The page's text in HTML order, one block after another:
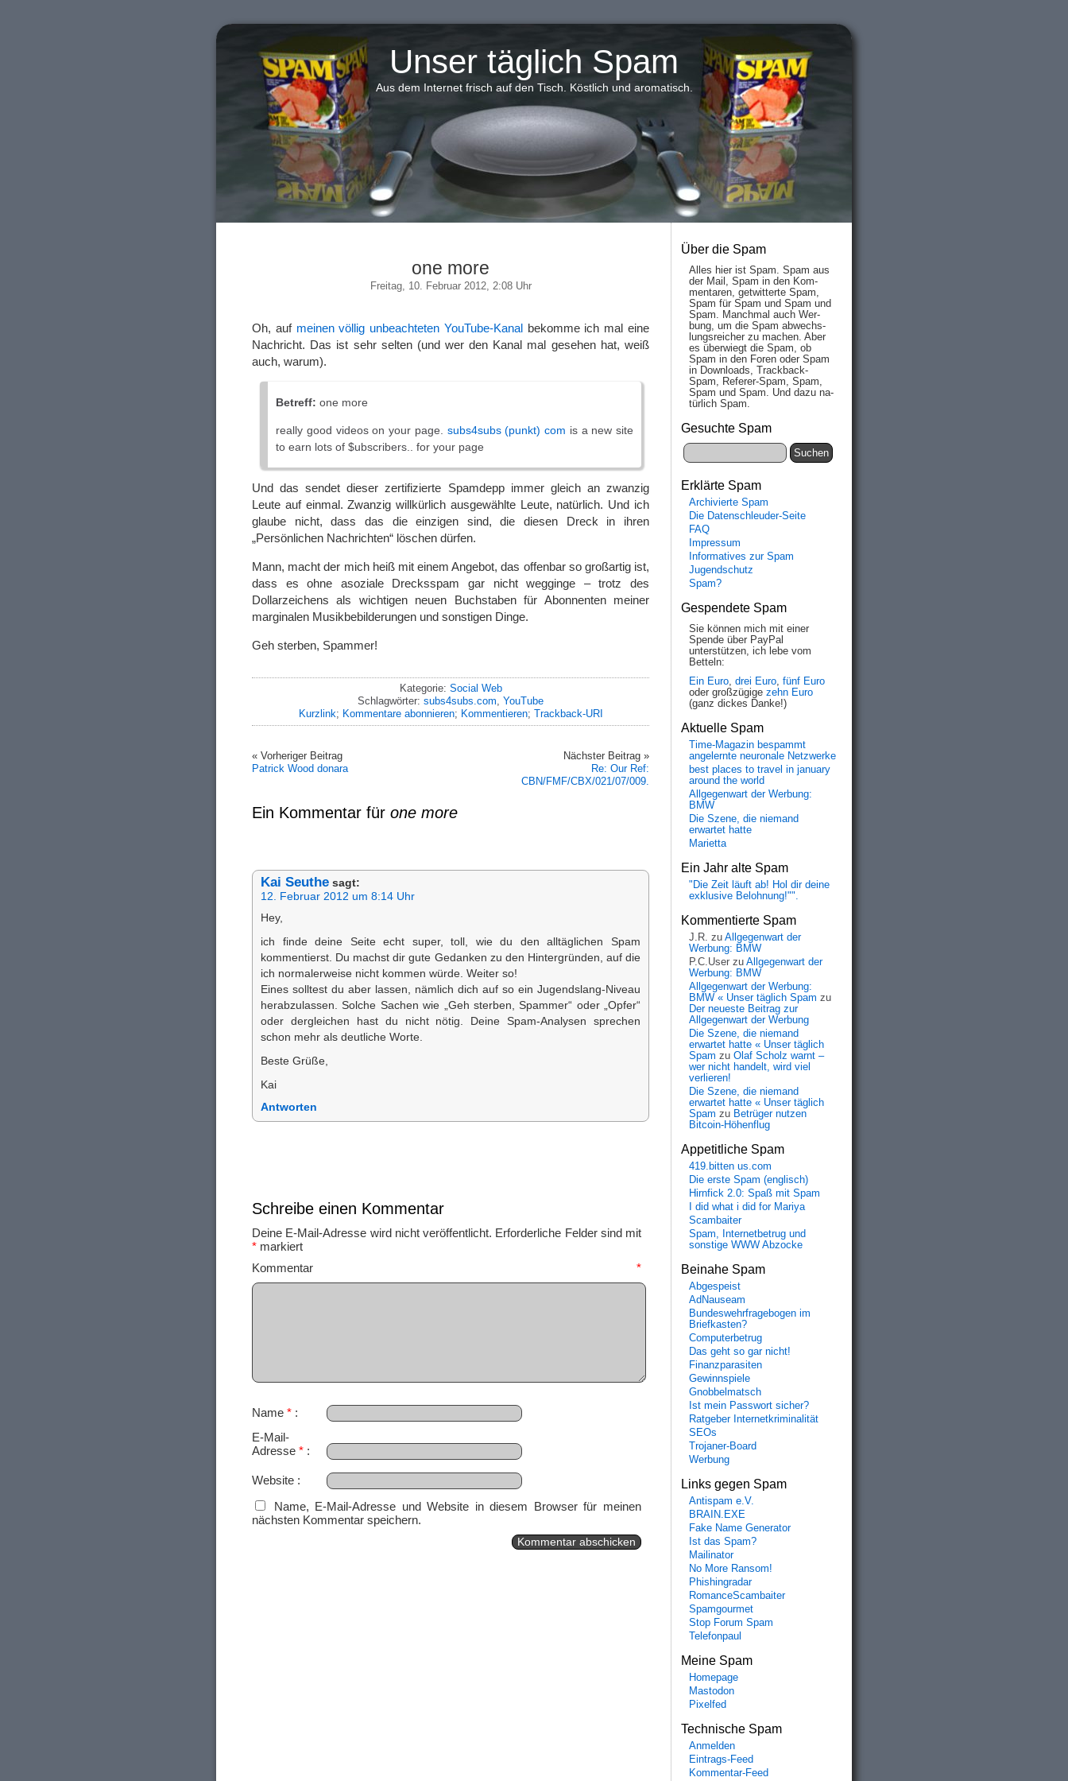
Unser täglich Spam
Aus dem Internet frisch auf den Tisch. Köstlich und aromatisch.
one more
Freitag, 10. Februar 2012, 2:08 Uhr
Oh, auf meinen völlig unbeachteten YouTube-Kanalbekomme ich mal eine
Nachricht. Das ist sehr selten (und wer den Kanal mal gesehen hat, weiß
auch, warum).
Betreff: one more
really good videos on your page. subs4subs (punkt) com is a new site
to earn lots of $ubscribers.. for your page
Und das sendet dieser zertifizierte Spamdepp immer gleich an zwanzig
Leute auf einmal. Zwanzig willkürlich ausgewählte Leute, natürlich. Und ich
glaube nicht, dass das die einzigen sind, die diesen Dreck in ihren
„Persönlichen Nachrichten“ löschen dürfen.
Mann, macht der mich heiß mit einem Angebot, das offenbar so großartig ist,
dass es ohne asoziale Drecksspam gar nicht wegginge – trotz des
Dollarzeichens als wichtigen neuen Buchstaben für Abonnenten meiner
marginalen Musikbebilderungen und sonstigen Dinge.
Geh sterben, Spammer!
Kategorie: Social Web
Schlagwörter: subs4subs.com, YouTube
Kurzlink; Kommentare abonnieren; Kommentieren; Trackback-URI
« Vorheriger Beitrag
Patrick Wood donara
Nächster Beitrag »
Re: Our Ref:
CBN/FMF/CBX/021/07/009.
Ein Kommentar für one more
Kai Seuthe sagt:
12. Februar 2012 um 8:14 Uhr
Hey,
ich finde deine Seite echt super, toll, wie du den alltäglichen Spam
kommentierst. Du machst dir gute Gedanken zu den Hintergründen, auf die
ich normalerweise nicht kommen würde. Weiter so!
Eines solltest du aber lassen, nämlich dich auf so ein Jugendslang-Niveau
herabzulassen. Solche Sachen wie „Geh sterben, Spammer“ oder „Opfer“
oder dergleichen hast du nicht nötig. Deine Spam-Analysen sprechen
schon mehr als deutliche Worte.
Beste Grüße,
Kai
Antworten
Schreibe einen Kommentar
Deine E-Mail-Adresse wird nicht veröffentlicht. Erforderliche Felder sind mit
* markiert
Kommentar *
Name *
E-Mail-
Adresse *
Website
Name, E-Mail-Adresse und Website in diesem Browser für meinen
nächsten Kommentar speichern.
Über die Spam
Alles hier ist Spam. Spam aus
der Mail, Spam in den Kom­
men­taren, ge­twit­ter­te Spam,
Spam für Spam und Spam und
Spam. Manch­mal auch Wer­
bung, um die Spam ab­wechs­
lungs­reich­er zu mach­en. Aber
es über­wiegt die Spam, ob
Spam in den Fo­ren oder Spam
in Down­loads, Track­back-
Spam, Re­fe­rer-Spam, Spam,
Spam und Spam. Und da­zu na­
tür­lich Spam.
Gesuchte Spam
Erklärte Spam
Archivierte Spam
Die Datenschleuder-Seite
FAQ
Impressum
Informatives zur Spam
Jugendschutz
Spam?
Gespendete Spam
Sie können mich mit einer
Spende über PayPal
unterstützen, ich lebe vom
Betteln:
Ein Euro, drei Euro, fünf Euro
oder großzügige zehn Euro
(ganz dickes Danke!)
Aktuelle Spam
Time-Magazin bespammt
angelernte neuronale Netzwerke
best places to travel in january
around the world
Allgegenwart der Werbung:
BMW
Die Szene, die niemand
erwartet hatte
Marietta
Ein Jahr alte Spam
"Die Zeit läuft ab! Hol dir deine
exklusive Belohnung!"".
Kommentierte Spam
J.R. zu Allgegenwart der
Werbung: BMW
P.C.User zu Allgegenwart der
Werbung: BMW
Allgegenwart der Werbung:
BMW « Unser täglich Spam zu
Der neueste Beitrag zur
Allgegenwart der Werbung
Die Szene, die niemand
erwartet hatte « Unser täglich
Spam zu Olaf Scholz warnt –
wer nicht handelt, wird viel
verlieren!
Die Szene, die niemand
erwartet hatte « Unser täglich
Spam zu Betrüger nutzen
Bitcoin-Höhenflug
Appetitliche Spam
419.bitten us.com
Die erste Spam (englisch)
Hirnfick 2.0: Spaß mit Spam
I did what i did for Mariya
Scambaiter
Spam, Internetbetrug und
sonstige WWW Abzocke
Beinahe Spam
Abgespeist
AdNauseam
Bundeswehrfragebogen im
Briefkasten?
Computerbetrug
Das geht so gar nicht!
Finanzparasiten
Gewinnspiele
Gnobbelmatsch
Ist mein Passwort sicher?
Ratgeber Internetkriminalität
SEOs
Trojaner-Board
Werbung
Links gegen Spam
Antispam e.V.
BRAIN.EXE
Fake Name Generator
Ist das Spam?
Mailinator
No More Ransom!
Phishingradar
RomanceScambaiter
Spamgourmet
Stop Forum Spam
Telefonpaul
Meine Spam
Homepage
Mastodon
Pixelfed
Technische Spam
Anmelden
Eintrags-Feed
Kommentar-Feed